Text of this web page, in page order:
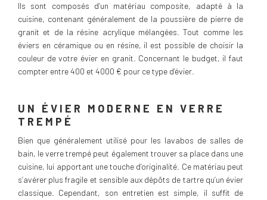
Ils sont composés d’un matériau composite, adapté à la
cuisine, contenant généralement de la poussière de pierre de
granit et de la résine acrylique mélangées. Tout comme les
éviers en céramique ou en résine, il est possible de choisir la
couleur de votre évier en granit. Concernant le budget, il faut
compter entre 400 et 4000 € pour ce type d’évier.
UN ÉVIER MODERNE EN VERRE
TREMPÉ
Bien que généralement utilisé pour les lavabos de salles de
bain, le verre trempé peut également trouver sa place dans une
cuisine, lui apportant une touche d’originalité. Ce matériau peut
s’avérer plus fragile et sensible aux dépôts de tartre qu’un évier
classique. Cependant, son entretien est simple, il suffit de